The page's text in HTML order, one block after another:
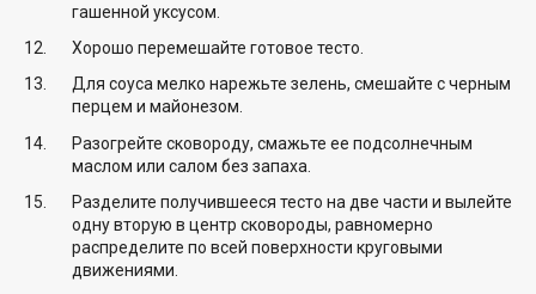
гашенной уксусом.
Хорошо перемешайте готовое тесто.
Для соуса мелко нарежьте зелень, смешайте с черным
перцем и майонезом.
Разогрейте сковороду, смажьте ее подсолнечным
маслом или салом без запаха.
Разделите получившееся тесто на две части и вылейте
одну вторую в центр сковороды, равномерно
распределите по всей поверхности круговыми
движениями.